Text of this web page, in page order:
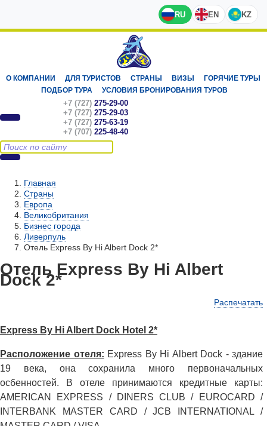
RU EN KZ
О КОМПАНИИ ДЛЯ ТУРИСТОВ СТРАНЫ ВИЗЫ
ГОРЯЧИЕ ТУРЫ
ПОДБОР ТУРА
УСЛОВИЯ БРОНИРОВАНИЯ ТУРОВ
+7 (727) 275-29-00
+7 (727) 275-29-03
+7 (727) 275-63-19
+7 (707) 225-48-40
Главная
Страны
Европа
Великобритания
Бизнес города
Ливерпуль
Отель Express By Hi Albert Dock 2*
Отель Express By Hi Albert
Dock 2*
Распечатать
Express By Hi Albert Dock Hotel 2*
Расположение отеля: Express By Hi Albert Dock - здание
19 века, она сохранила много первоначальных
осбенностей. В отеле принимаются кредитные карты:
AMERICAN EXPRESS / DINERS CLUB / EUROCARD /
INTERBANK MASTER CARD / JCB INTERNATIONAL /